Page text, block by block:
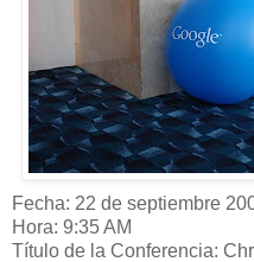
Fecha: 22 de septiembre
Hora: 9:35 AM
Título de la Conferencia: